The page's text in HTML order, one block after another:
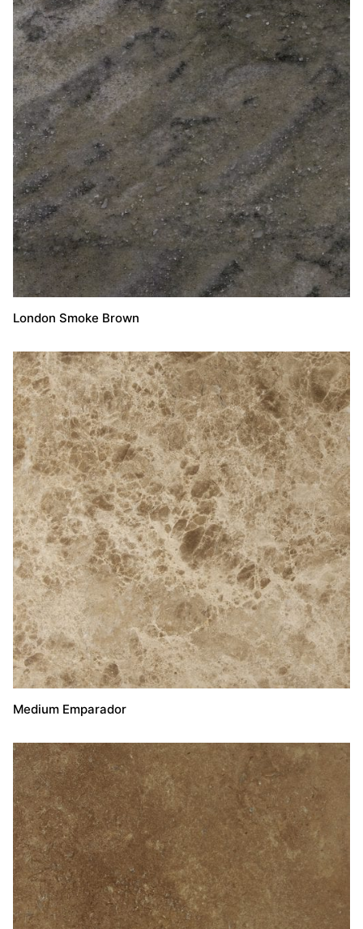
London Smoke Brown
Medium Emparador